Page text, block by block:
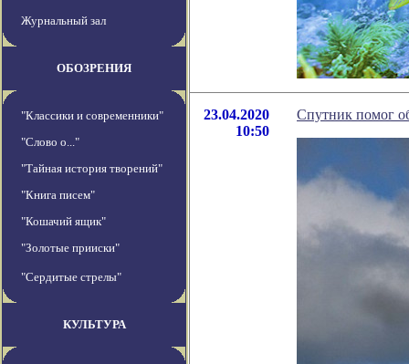
Журнальный зал
ОБОЗРЕНИЯ
"Классики и современники"
"Слово о..."
"Тайная история творений"
"Книга писем"
"Кошачий ящик"
"Золотые прииски"
"Сердитые стрелы"
КУЛЬТУРА
23.04.2020
10:50
Спутник помог